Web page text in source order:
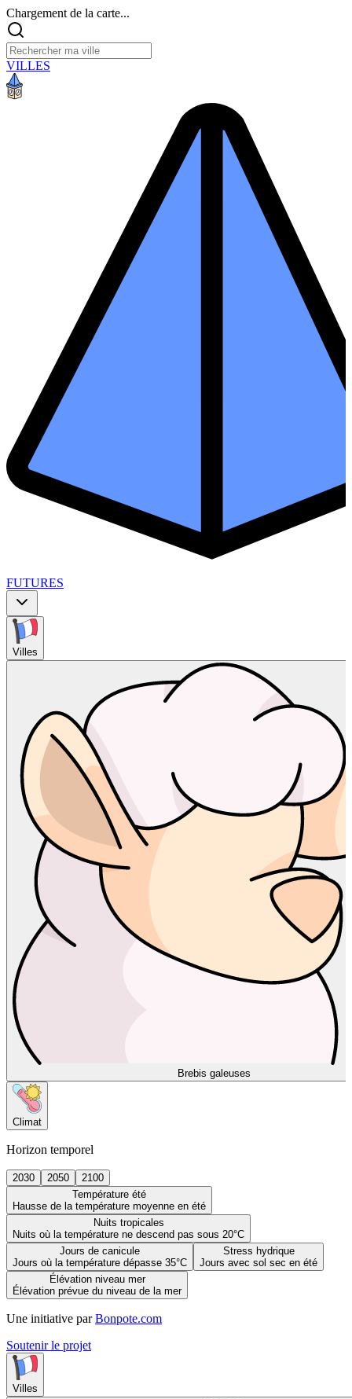
Chargement de la carte...
VILLES
FUTURES
Villes
Brebis galeuses
Climat
Horizon temporel
2030 2050
2100
Température été
Hausse de la température moyenne en été
Nuits tropicales
Nuits où la température ne descend pas sous 20°C
Jours de canicule
Jours où la température dépasse 35°C
Stress hydrique
Jours avec sol sec en été
Élévation niveau mer
Élévation prévue du niveau de la mer
Une initiative par Bonpote.com
Soutenir le projet
Villes